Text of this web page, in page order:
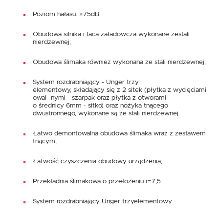
Poziom hałasu: ≤75dB
Obudowa silnika i taca załadowcza wykonane zestali
nierdzewnej;
Obudowa ślimaka również wykonana ze stali nierdzewnej;
System rozdrabniający - Unger trzy
elementowy, składający się z 2 sitek (płytka z wycięciami
owal- nymi - szarpak oraz płytka z otworami
o średnicy 6mm - sitko) oraz nożyka tnącego
dwustronnego, wykonane są ze stali nierdzewnej.
Łatwo demontowalna obudowa ślimaka wraz z zestawem
tnącym,
Łatwość czyszczenia obudowy urządzenia,
Przekładnia ślimakowa o przełożeniu i=7,5
System rozdrabniający Unger trzyelementowy